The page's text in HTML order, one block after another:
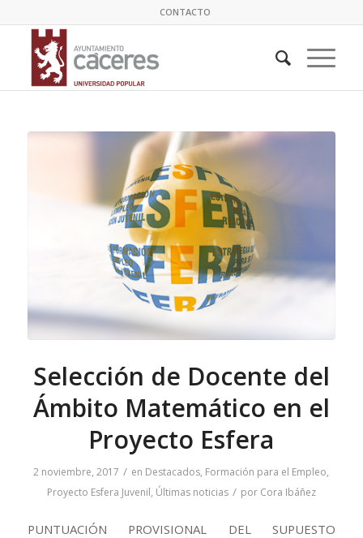
CONTACTO
Selección de Docente del
Ámbito Matemático en el
Proyecto Esfera
2 noviembre, 2017 / en Destacados, Formación para el Empleo,
Proyecto Esfera Juvenil, Últimas noticias / por Cora Ibáñez
PUNTUACIÓN PROVISIONAL DEL SUPUESTO